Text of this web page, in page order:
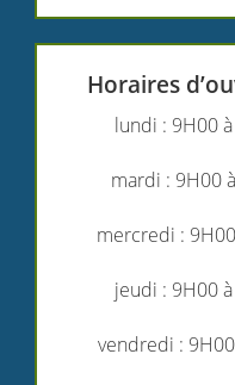
Horaires
lundi : 9H00
mardi : 9H00
mercredi :
jeudi : 9H00
vendredi :